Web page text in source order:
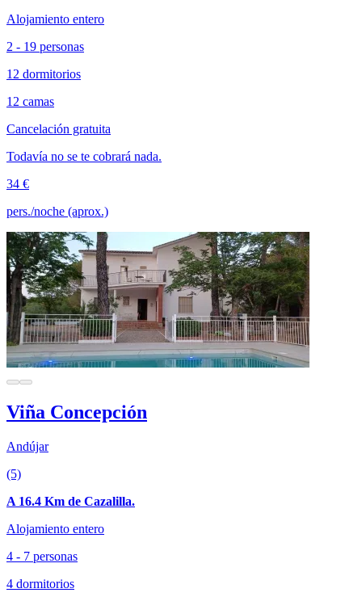
Alojamiento entero
2 - 19 personas
12 dormitorios
12 camas
Cancelación gratuita
Todavía no se te cobrará nada.
34 €
pers./noche (aprox.)
Viña Concepción
Andújar
(5)
A 16.4 Km de Cazalilla.
Alojamiento entero
4 - 7 personas
4 dormitorios